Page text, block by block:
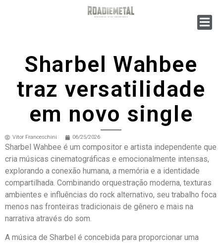
Sharbel Wahbee
traz versatilidade
em novo single
Vitor Franceschini 06/25/2026
Sharbel Wahbee é um compositor e artista independente que
cria músicas cinematográficas e emocionalmente intensas,
explorando a conexão humana, a memória e a identidade
compartilhada. Combinando orquestração moderna, texturas
ambientes e influências do rock alternativo, seu trabalho foca
menos nas fronteiras tradicionais de gênero e mais na
narrativa através do som.
A música de Sharbel é concebida para proporcionar uma